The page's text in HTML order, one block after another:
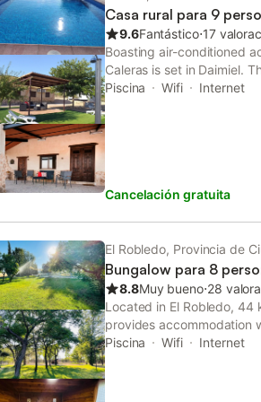
Casa rural para 9
9.6Fantástico⋅17
Boasting air-conditioned
Caleras is set in Daimiel.
km from Puerta de Toledo.
Piscina Wifi Internet
Cancelación gratuita
El Robledo, Provincia de
Bungalow para 8
8.8Muy bueno⋅28
Located in El Robledo, 44
provides accommodation
parking, a garden and a
Piscina Wifi Internet